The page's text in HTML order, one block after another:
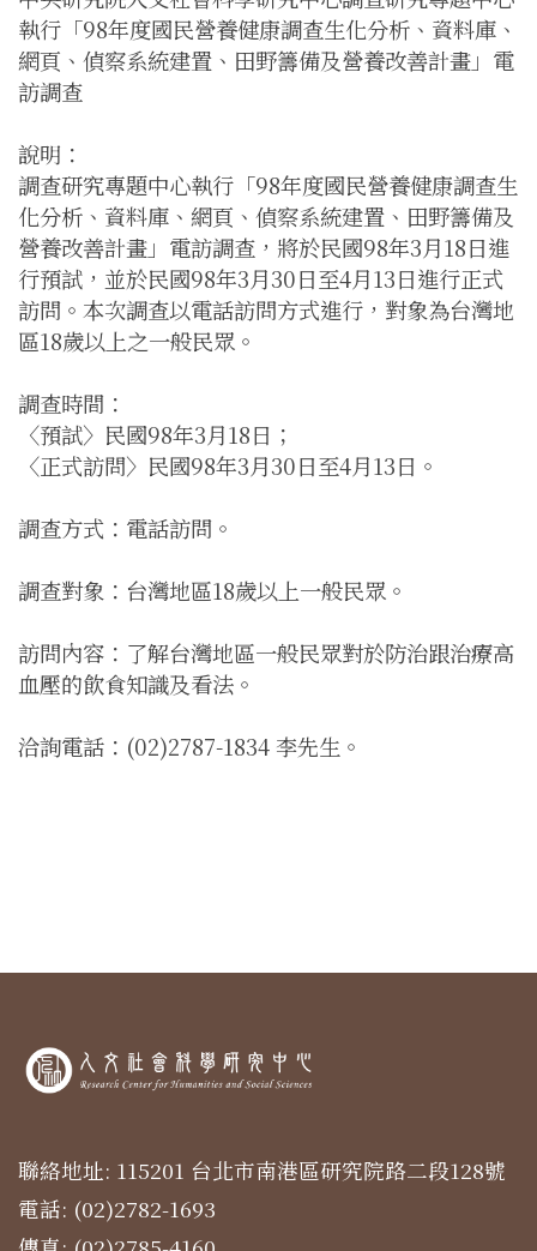
執行「98年度國民營養健康調查生化分析、資料庫、
網頁、偵察系統建置、田野籌備及營養改善計畫」電
訪調查
說明：
調查研究專題中心執行「98年度國民營養健康調查生
化分析、資料庫、網頁、偵察系統建置、田野籌備及
營養改善計畫」電訪調查，將於民國98年3月18日進
行預試，並於民國98年3月30日至4月13日進行正式
訪問。本次調查以電話訪問方式進行，對象為台灣地
區18歲以上之一般民眾。
調查時間：
〈預試〉民國98年3月18日；
〈正式訪問〉民國98年3月30日至4月13日。
調查方式：電話訪問。
調查對象：台灣地區18歲以上一般民眾。
訪問內容：了解台灣地區一般民眾對於防治跟治療高
血壓的飲食知識及看法。
洽詢電話：(02)2787-1834 李先生。
聯絡地址: 115201 台北市南港區研究院路二段128號
電話: (02)2782-1693